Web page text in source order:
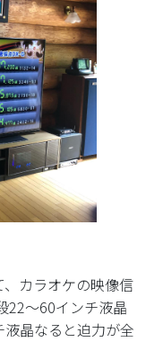
カラオケの映像信
22～60インチ液晶
晶なると迫力が全